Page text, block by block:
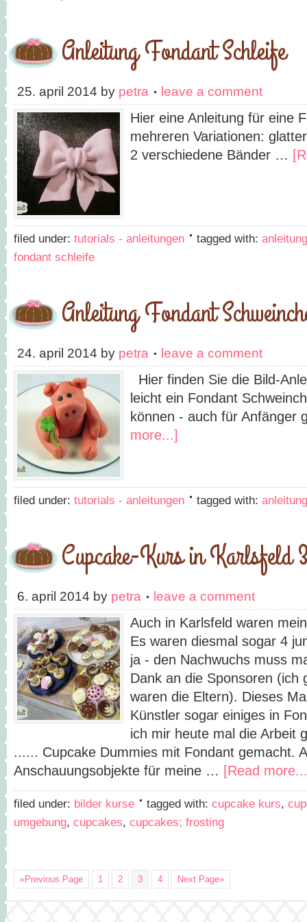
Anleitung Fondant Schleife
25. april 2014 by petra leave a comment
Hier eine Anleitung für eine
mehreren Variationen:
2 verschiedene Bänder …
filed under: tutorials - anleitungen tagged with:
fondant schleife
Anleitung Fondant
24. april 2014 by petra leave a comment
Hier finden Sie die Bild-
leicht ein Fondant
können - auch für
more...]
filed under: tutorials - anleitungen tagged with:
Cupcake-Kurs in Karlsfeld
6. april 2014 by petra leave a comment
Auch in Karlsfeld waren
Es waren diesmal sogar 4
ja - den Nachwuchs muss
Dank an die Sponsoren (ich
waren die Eltern). Dieses
Künstler sogar einiges in
ich mir heute mal die
...... Cupcake Dummies mit Fondant gemacht.
Anschauungsobjekte für meine … [Read
filed under: bilder kurse tagged with: cupcake kurs,
umgebung, cupcakes, cupcakes; frosting
«Previous Page 1 2 3 4 Next Page»